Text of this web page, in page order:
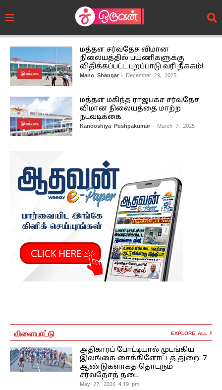
இலங்கை
மத்தள சர்வதேச விமான
நிலையத்தில் பயணிகளுக்கு
விதிக்கப்பட்ட புறப்பாடு வரி நீக்கம்!
Mano Shangar - December 29, 2025
இலங்கை
மத்தள மகிந்த ராஜபக்ச சர்வதேச
விமான நிலையத்தை மாற்ற
நடவடிக்கை
Kanooshiya Pushpakumar - March 7, 2025
விளையாட்டு EXPLORE ALL
அதிகாரப் போட்டியால் முடங்கிய
இலங்கை சைக்கிளோட்டத் துறை: 7
ஆண்டுகளாகத் தொடரும்
சர்வதேசத் தடை
May 27, 2026 4:19 pm